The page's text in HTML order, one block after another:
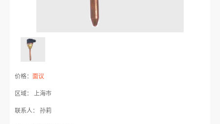
价格： 面议
区域： 上海市
联系人： 孙莉